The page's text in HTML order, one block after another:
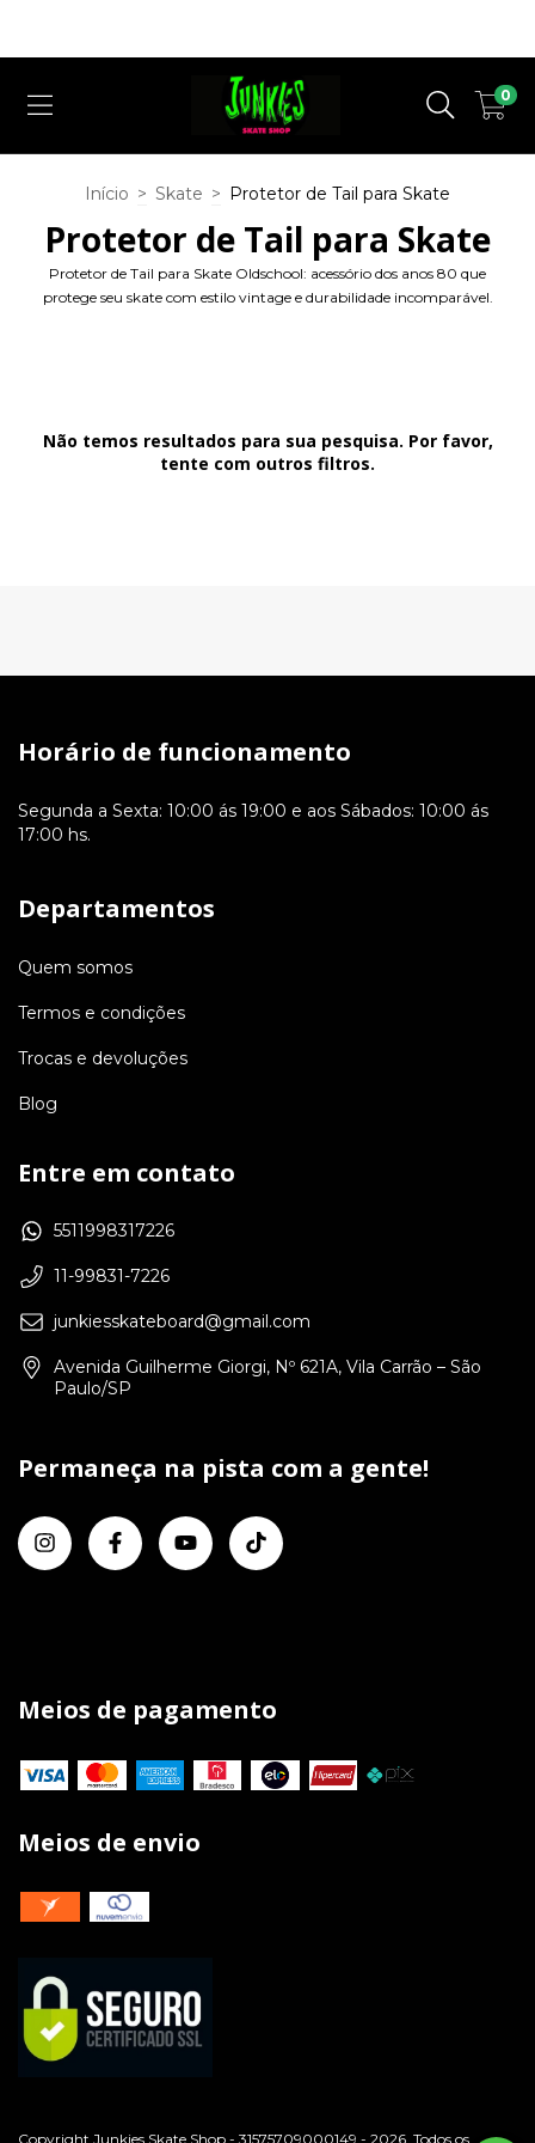
0
Início > Skate > Protetor de Tail para Skate
Protetor de Tail para Skate
Protetor de Tail para Skate Oldschool: acessório dos anos 80 que
protege seu skate com estilo vintage e durabilidade incomparável.
Não temos resultados para sua pesquisa. Por favor,
tente com outros filtros.
Horário de funcionamento
Segunda a Sexta: 10:00 ás 19:00 e aos Sábados: 10:00 ás
17:00 hs.
Departamentos
Quem somos
Termos e condições
Trocas e devoluções
Blog
Entre em contato
5511998317226
11-99831-7226
junkiesskateboard@gmail.com
Avenida Guilherme Giorgi, Nº 621A, Vila Carrão – São
Paulo/SP
Permaneça na pista com a gente!
Meios de pagamento
Meios de envio
Copyright Junkies Skate Shop - 31575709000149 - 2026. Todos os